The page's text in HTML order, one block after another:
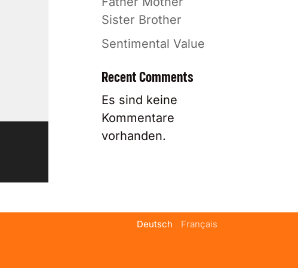
Sister Brother
Sentimental Value
Recent Comments
Es sind keine
Kommentare
vorhanden.
Deutsch Français